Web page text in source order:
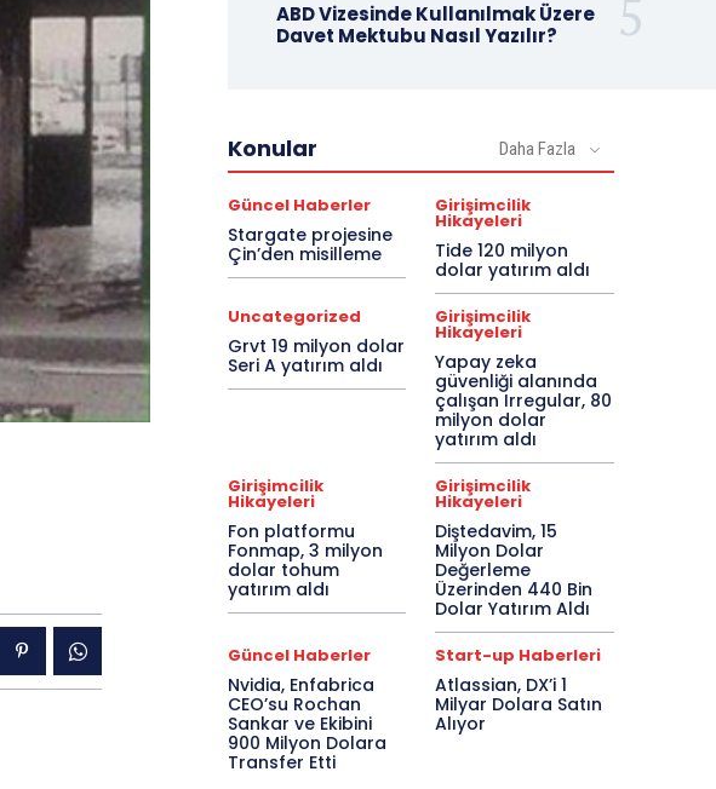
ABD Vizesinde Kullanılmak Üzere
Davet Mektubu Nasıl Yazılır?
Konular Daha Fazla
Güncel Haberler
Stargate projesine
Çin’den misilleme
Girişimcilik
Hikayeleri
Tide 120 milyon
dolar yatırım aldı
Uncategorized
Grvt 19 milyon dolar
Seri A yatırım aldı
Girişimcilik
Hikayeleri
Yapay zeka
güvenliği alanında
çalışan Irregular, 80
milyon dolar
yatırım aldı
Girişimcilik
Hikayeleri
Fon platformu
Fonmap, 3 milyon
dolar tohum
yatırım aldı
Girişimcilik
Hikayeleri
Diştedavim, 15
Milyon Dolar
Değerleme
Üzerinden 440 Bin
Dolar Yatırım Aldı
Güncel Haberler
Nvidia, Enfabrica
CEO’su Rochan
Sankar ve Ekibini
900 Milyon Dolara
Transfer Etti
Start-up Haberleri
Atlassian, DX’i 1
Milyar Dolara Satın
Alıyor